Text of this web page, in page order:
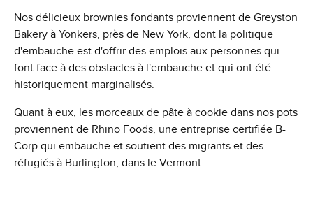
Nos délicieux brownies fondants proviennent de Greyston
Bakery à Yonkers, près de New York, dont la politique
d'embauche est d'offrir des emplois aux personnes qui
font face à des obstacles à l'embauche et qui ont été
historiquement marginalisés.
Quant à eux, les morceaux de pâte à cookie dans nos pots
proviennent de Rhino Foods, une entreprise certifiée B-
Corp qui embauche et soutient des migrants et des
réfugiés à Burlington, dans le Vermont.